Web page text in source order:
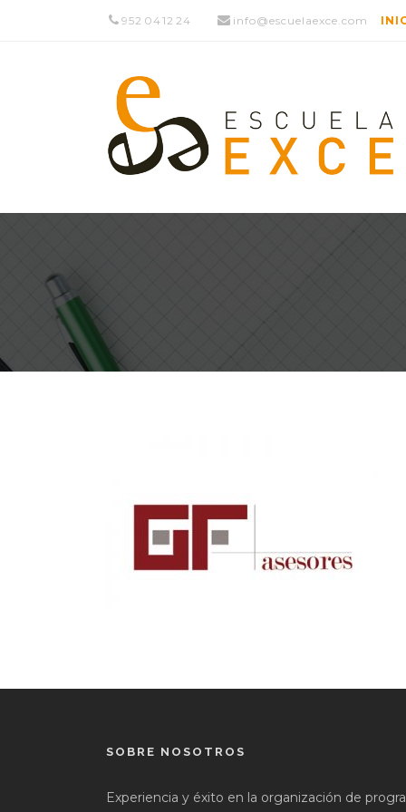
952 04 12 24 info@escuelaexce.com
SOBRE NOSOTROS
Experiencia y éxito en la organización de